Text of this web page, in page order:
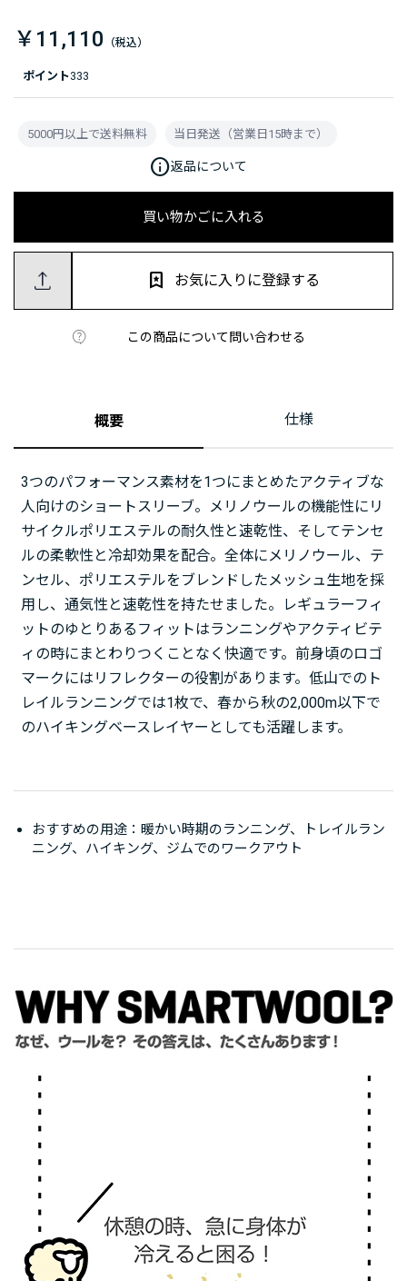
ポイント333
￥11,110
買い物かごに入れる
この商品について問い合わせる
お気に入りに登録する
5000円以上で送料無料 当日発送（営業日15時まで）
info返品について
概要 仕様
3つのパフォーマンス素材を1つにまとめたアクティブな
人向けのショートスリーブ。メリノウールの機能性にリ
サイクルポリエステルの耐久性と速乾性、そしてテンセ
ルの柔軟性と冷却効果を配合。全体にメリノウール、テ
ンセル、ポリエステルをブレンドしたメッシュ生地を採
用し、通気性と速乾性を持たせました。レギュラーフィ
ットのゆとりあるフィットはランニングやアクティビテ
ィの時にまとわりつくことなく快適です。前身頃のロゴ
マークにはリフレクターの役割があります。低山でのト
レイルランニングでは1枚で、春から秋の2,000m以下で
のハイキングベースレイヤーとしても活躍します。
おすすめの用途：暖かい時期のランニング、トレイルラン
ニング、ハイキング、ジムでのワークアウト